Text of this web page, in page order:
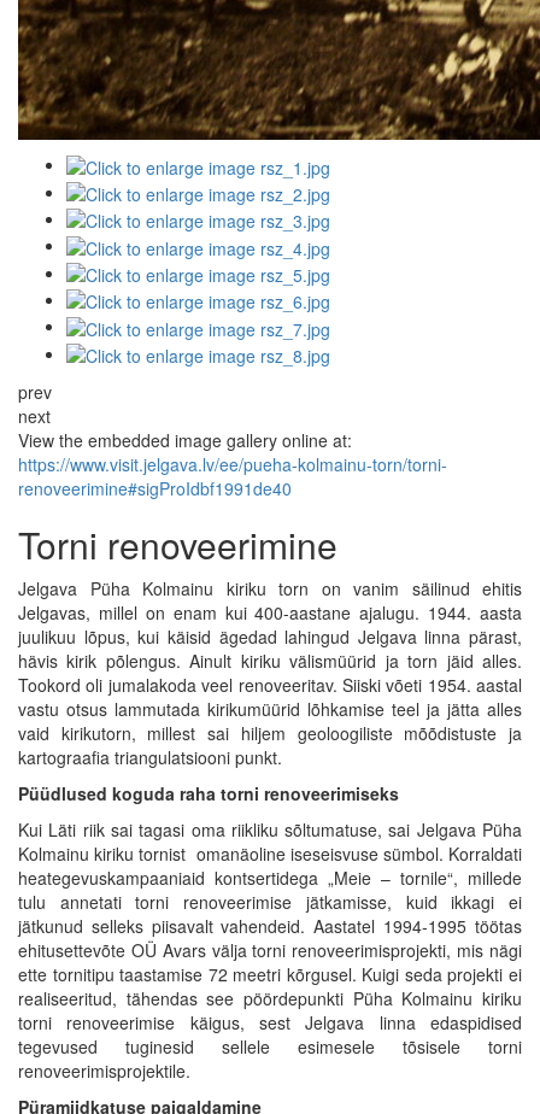
prev
next
View the embedded image gallery online at:
https://www.visit.jelgava.lv/ee/pueha-kolmainu-torn/torni-
renoveerimine#sigProIdbf1991de40
Torni renoveerimine
Jelgava Püha Kolmainu kiriku torn on vanim säilinud ehitis
Jelgavas, millel on enam kui 400-aastane ajalugu. 1944. aasta
juulikuu lõpus, kui käisid ägedad lahingud Jelgava linna pärast,
hävis kirik põlengus. Ainult kiriku välismüürid ja torn jäid alles.
Tookord oli jumalakoda veel renoveeritav. Siiski võeti 1954. aastal
vastu otsus lammutada kirikumüürid lõhkamise teel ja jätta alles
vaid kirikutorn, millest sai hiljem geoloogiliste mõõdistuste ja
kartograafia triangulatsiooni punkt.
Püüdlused koguda raha torni renoveerimiseks
Kui Läti riik sai tagasi oma riikliku sõltumatuse, sai Jelgava Püha
Kolmainu kiriku tornist omanäoline iseseisvuse sümbol. Korraldati
heategevuskampaaniaid kontsertidega „Meie – tornile“, millede
tulu annetati torni renoveerimise jätkamisse, kuid ikkagi ei
jätkunud selleks piisavalt vahendeid. Aastatel 1994-1995 töötas
ehitusettevõte OÜ Avars välja torni renoveerimisprojekti, mis nägi
ette tornitipu taastamise 72 meetri kõrgusel. Kuigi seda projekti ei
realiseeritud, tähendas see pöördepunkti Püha Kolmainu kiriku
torni renoveerimise käigus, sest Jelgava linna edaspidised
tegevused tuginesid sellele esimesele tõsisele torni
renoveerimisprojektile.
Püramiidkatuse paigaldamine